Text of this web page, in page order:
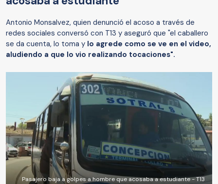
Antonio Monsalvez, quien denunció el acoso a través de
redes sociales conversó con T13 y aseguró que "el caballero
se da cuenta, lo toma y lo agrede como se ve en el video,
aludiendo a que lo vio realizando tocaciones".
Pasajero baja a golpes a hombre que acosaba a estudiante - T13